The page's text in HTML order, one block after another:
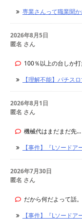
専業さんって職業聞
2026年8月5日
匿名 さん
100％以上の台しか
【理解不能】パチス
2026年8月1日
匿名 さん
機械代はまだまだ先...
【事件】『Lソード
2026年7月30日
匿名 さん
だから何だよって話
【事件】『Lソード